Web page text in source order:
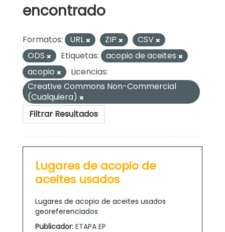
encontrado
Formatos: URL ZIP
CSV
ODS
Etiquetas:
acopio de aceites
acopio
Licencias:
Creative Commons Non-Commercial
(Cualquiera)
Filtrar Resultados
Lugares de acopio de
aceites usados
Lugares de acopio de aceites usados
georeferenciados
Publicador: ETAPA EP